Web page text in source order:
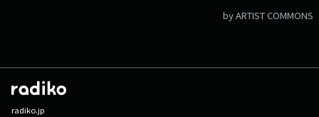
by ARTIST COMMONS
radiko.jp